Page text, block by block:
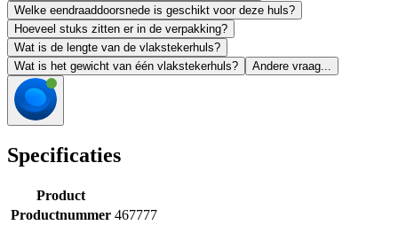
Welke eendraaddoorsnede is geschikt voor deze huls?
Hoeveel stuks zitten er in de verpakking?
Wat is de lengte van de vlakstekerhuls?
Wat is het gewicht van één vlakstekerhuls?
Andere vraag...
Specificaties
Product
Productnummer 467777